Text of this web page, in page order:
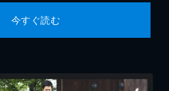
今すぐ読む